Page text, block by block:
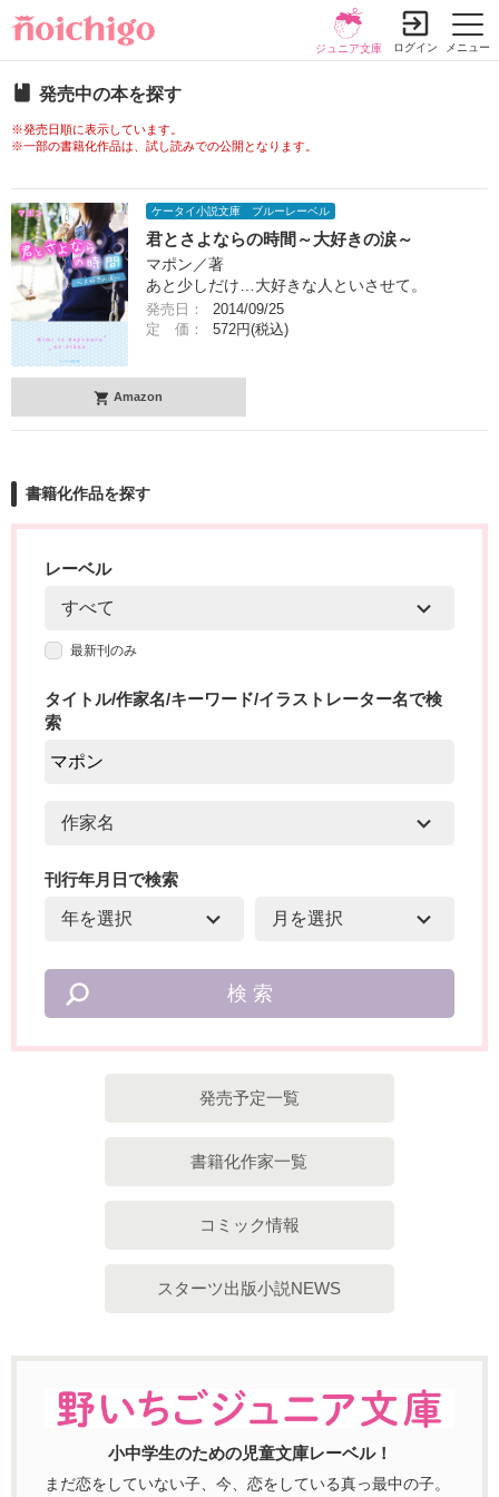
メニュー
ジュニア文庫 ログイン
発売中の本を探す
※発売日順に表示しています。
※一部の書籍化作品は、試し読みでの公開となります。
ケータイ小説文庫 ブルーレーベル
君とさよならの時間～大好きの涙～
マポン／著
あと少しだけ…大好きな人といさせて。
発売日：
2014/09/25
定 価：
572円(税込)
Amazon
書籍化作品を探す
レーベル
タイトル/作家名/キーワード/イラストレーター名で検
索
刊行年月日で検索
最新刊のみ
発売予定一覧
書籍化作家一覧
コミック情報
スターツ出版小説NEWS
小中学生のための児童文庫レーベル！
まだ恋をしていない子、今、恋をしている真っ最中の子。